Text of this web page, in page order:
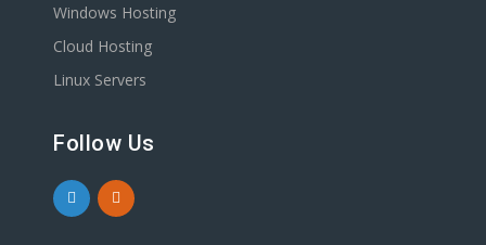
Windows Hosting
Cloud Hosting
Linux Servers
Follow Us